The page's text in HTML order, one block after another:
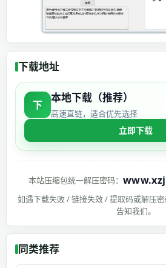
下载地址
下
本地下载（推荐）
高速直链，适合优先选择
立即下载
本站压缩包统一解压密码：
如遇下载失败 / 链接失效 / 提取码或解压
告知我们。
同类推荐